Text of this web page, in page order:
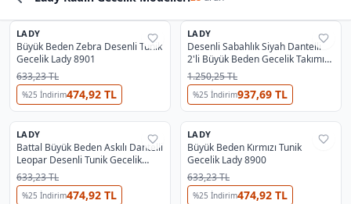
Çocuk
Fantazi
Büyük
Beden
Markalar
Ürün Listesi
%63
En Çok Satan#2
LADY
Büyük Beden Zebra Desenli Tunik
Gecelik Lady 8901
633,23 TL
%25 İndirim474,92 TL
%62
LADY
Desenli Sabahlık Siyah Dantelli
2'li Büyük Beden Gecelik Takımı
Lady 19203
1.250,25 TL
%25 İndirim937,69 TL
%63
LADY
Battal Büyük Beden Askılı Dantelli
Leopar Desenli Tunik Gecelik
Lady 8888
633,23 TL
%25 İndirim474,92 TL
%63
LADY
Büyük Beden Kırmızı Tunik
Gecelik Lady 8900
633,23 TL
%25 İndirim474,92 TL